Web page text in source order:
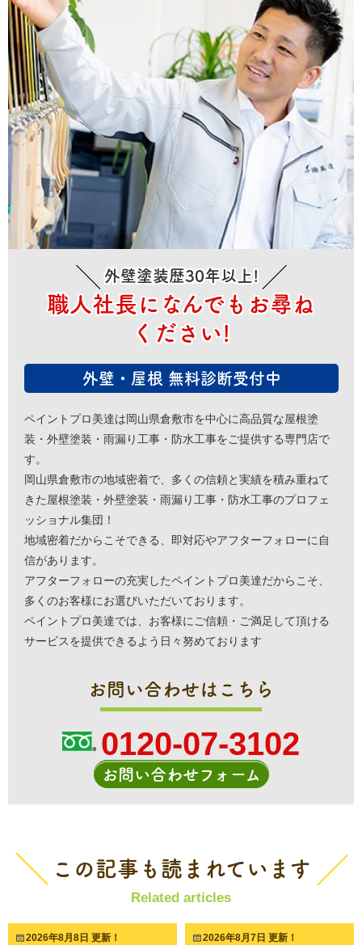
外壁塗装歴30年以上!
職人社長になんでもお尋ね
ください!
外壁・屋根 無料診断受付中
ペイントプロ美達は岡山県倉敷市を中心に高品質な屋根塗
装・外壁塗装・雨漏り工事・防水工事をご提供する専門店で
す。
岡山県倉敷市の地域密着で、多くの信頼と実績を積み重ねて
きた屋根塗装・外壁塗装・雨漏り工事・防水工事のプロフェ
ッショナル集団！
地域密着だからこそできる、即対応やアフターフォローに自
信があります。
アフターフォローの充実したペイントプロ美達だからこそ、
多くのお客様にお選びいただいております。
ペイントプロ美達では、お客様にご信頼・ご満足して頂ける
サービスを提供できるよう日々努めております
お問い合わせはこちら
0120-07-3102
お問い合わせフォーム
この記事も読まれています
Related articles
2026年8月8日 更新！ 2026年8月7日 更新！